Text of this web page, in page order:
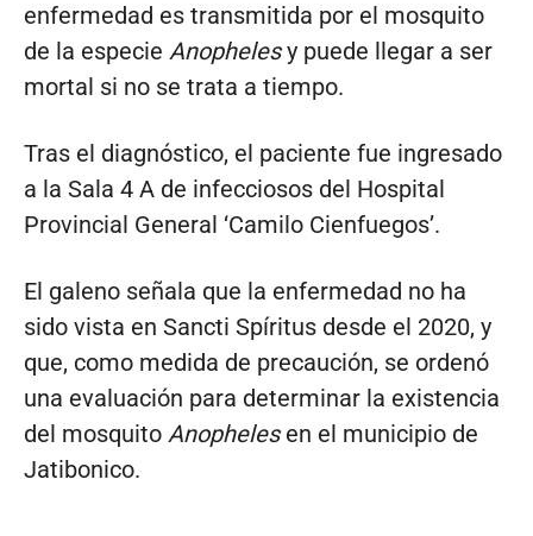
enfermedad es transmitida por el mosquito
de la especie Anophelesy puede llegar a ser
mortal si no se trata a tiempo.
Tras el diagnóstico, el paciente fue ingresado
a la Sala 4 A de infecciosos del Hospital
Provincial General ‘Camilo Cienfuegos’.
El galeno señala que la enfermedad no ha
sido vista en Sancti Spíritus desde el 2020, y
que, como medida de precaución, se ordenó
una evaluación para determinar la existencia
del mosquito Anophelesen el municipio de
Jatibonico.